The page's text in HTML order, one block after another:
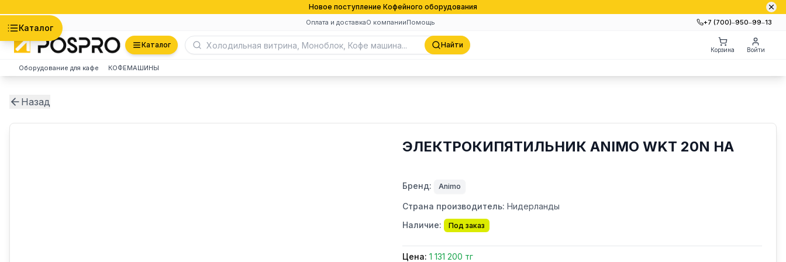
Новое поступление Кофейного оборудования
Оплата и доставкаО компанииПомощь +7 (700)‒950‒99‒13
Каталог
Каталог Найти
Корзина Войти
Оборудование для кафе КОФЕМАШИНЫ
Назад
ЭЛЕКТРОКИПЯТИЛЬНИК ANIMO WKT 20N HA
Бренд: Animo
Страна производитель: Нидерланды
Наличие:
Под заказ
Цена: 1 131 200 тг